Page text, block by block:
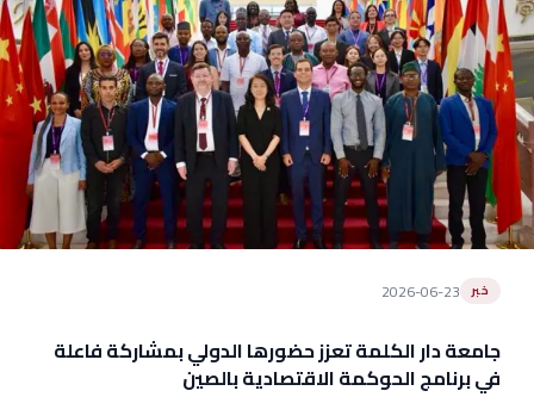
خبر 2026-06-23
جامعة دار الكلمة تعزز حضورها الدولي بمشاركة فاعلة
في برنامج الحوكمة الاقتصادية بالصين